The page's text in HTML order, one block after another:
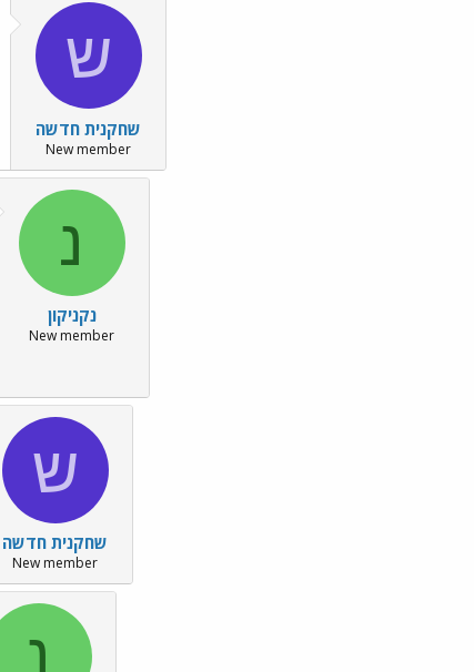
ש
שחקנית חדשה
New member
נ
נקניקון
New member
ש
שחקנית חדשה
New member
נ